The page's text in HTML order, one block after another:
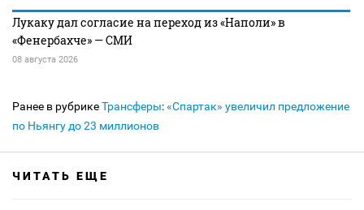
Лукаку дал согласие на переход из «Наполи» в
«Фенербахче» — СМИ
08 августа 2026
Ранее в рубрикеТрансферы:«Спартак» увеличил предложение
по Ньянгу до 23 миллионов
ЧИТАТЬ ЕЩЕ